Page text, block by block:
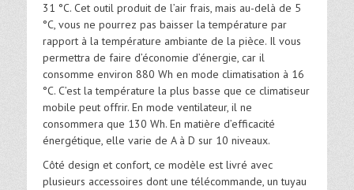
31 °C. Cet outil produit de l’air frais, mais au-delà de 5
°C, vous ne pourrez pas baisser la température par
rapport à la température ambiante de la pièce. Il vous
permettra de faire d’économie d’énergie, car il
consomme environ 880 Wh en mode climatisation à 16
°C. C’est la température la plus basse que ce climatiseur
mobile peut offrir. En mode ventilateur, il ne
consommera que 130 Wh. En matière d’efficacité
énergétique, elle varie de A à D sur 10 niveaux.
Côté design et confort, ce modèle est livré avec
plusieurs accessoires dont une télécommande, un tuyau